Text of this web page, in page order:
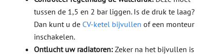
tussen de 1,5 en 2 bar liggen. Is de druk te laag?
Dan kunt u de CV-ketel bijvullen of een monteur
inschakelen.
Ontlucht uw radiatoren:Zeker na het bijvullen is